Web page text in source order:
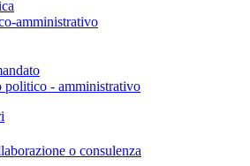
amministrativo
- amministrativo
o consulenza